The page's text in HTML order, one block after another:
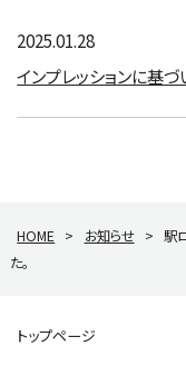
2025.01.28
インプレッションに基
HOME > お知らせ > 駅
た。
トップページ